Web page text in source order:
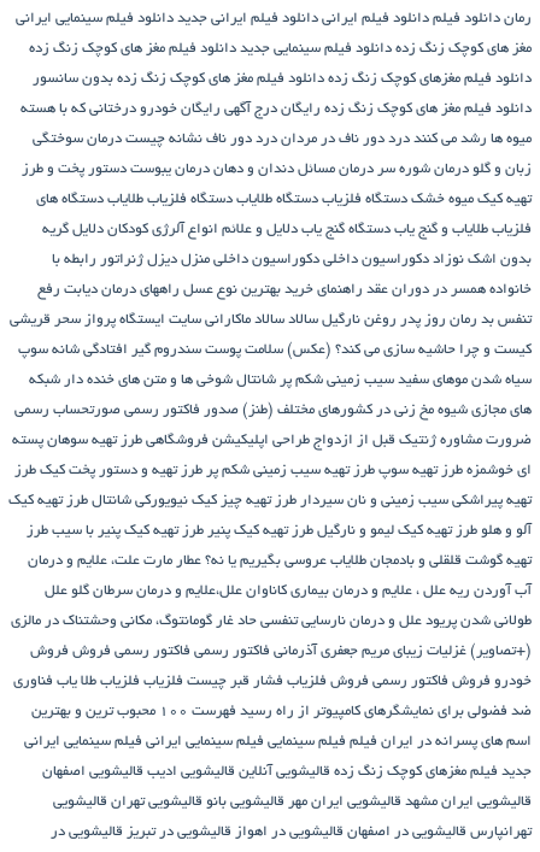
رمان دانلود فیلم دانلود فیلم ایرانی دانلود فیلم ایرانی جدید دانلود فیلم سینمایی ایرانی
مغز های کوچک زنگ زده دانلود فیلم سینمایی جدید دانلود فیلم مغز های کوچک زنگ زده
دانلود فیلم مغزهای کوچک زنگ زده دانلود فیلم مغز های کوچک زنگ زده بدون سانسور
دانلود فیلم مغز های کوچک زنگ زده رایگان درج آگهی رایگان خودرو درختانی که با هسته
میوه ها رشد می کنند درد دور ناف در مردان درد دور ناف نشانه چیست درمان سوختگی
زبان و گلو درمان شوره سر درمان مسائل دندان و دهان درمان یبوست دستور پخت و طرز
تهیه کیک میوه خشک دستگاه فلزیاب دستگاه‌ طلایاب دستگاه‌ فلزیاب طلایاب دستگاه‌ های
فلزیاب طلایاب و گنج‌ یاب دستگاه‌ گنج‌ یاب دلایل و علائم انواع آلرژی کودکان دلایل گریه
بدون اشک نوزاد دکوراسیون داخلی دکوراسیون داخلی منزل دیزل ژنراتور رابطه با
خانواده همسر در دوران عقد راهنمای خرید بهترین نوع عسل راههای درمان دیابت رفع
تنفس بد رمان روز پدر روغن نارگیل سالاد سالاد ماکارانی سایت ایستگاه پرواز سحر قریشی
کیست و چرا حاشیه سازی می کند؟ (عکس) سلامت پوست سندروم گیر افتادگی شانه سوپ
سیاه شدن موهای سفید سیب زمینی شکم پر شانتال شوخی ها و متن های خنده دار شبکه
های مجازی شیوه مخ زنی در کشورهای مختلف (طنز) صدور فاکتور رسمی صورتحساب رسمی
ضرورت مشاوره ژنتیک قبل از ازدواج طراحی اپلیکیشن فروشگاهی طرز تهیه سوهان پسته
ای خوشمزه طرز تهیه سوپ طرز تهیه سیب زمینی شکم پر طرز تهیه و دستور پخت کیک طرز
تهیه پیراشكی سيب زمينی و نان سیردار طرز تهیه چیز کیک نیویورکی شانتال طرز تهیه کیک
آلو و هلو طرز تهیه کیک لیمو و نارگیل طرز تهیه کیک پنیر طرز تهیه کیک پنیر با سیب طرز
تهیه گوشت قلقلی و بادمجان طلایاب عروسی بگیریم یا نه؟ عطار مارت علت، علایم و درمان
آب آوردن ریه علل ، علایم و درمان بیماری کاناوان علل،علایم و درمان سرطان گلو علل
طولانی شدن پریود علل و درمان نارسایی تنفسی حاد غار گومانتوگ، مکانی وحشتناک در مالزی
(+تصاویر) غزلیات زیبای مریم جعفری آذرمانی فاکتور رسمی فاکتور رسمی فروش فروش
خودرو فروش فاکتور رسمی فروش فلزیاب فشار قبر چیست فلزیاب فلزیاب طلا یاب فناوری
ضد فضولی برای نمایشگرهای کامپیوتر از راه رسید
فهرست ۱۰۰ محبوب ترین و بهترین
اسم های پسرانه در ایران فیلم فیلم سینمایی فیلم سینمایی ایرانی فیلم سینمایی ایرانی
جدید فیلم مغزهای کوچک زنگ زده قالیشویی آنلاین قالیشویی ادیب قالیشویی اصفهان
قالیشویی ایران مشهد قالیشویی ایران مهر قالیشویی بانو قالیشویی تهران قالیشویی
تهرانپارس قالیشویی در اصفهان قالیشویی در اهواز قالیشویی در تبریز قالیشویی در